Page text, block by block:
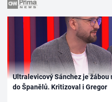
Ultralevicový Sánchez je
do Španělů. Kritizoval i Gregor